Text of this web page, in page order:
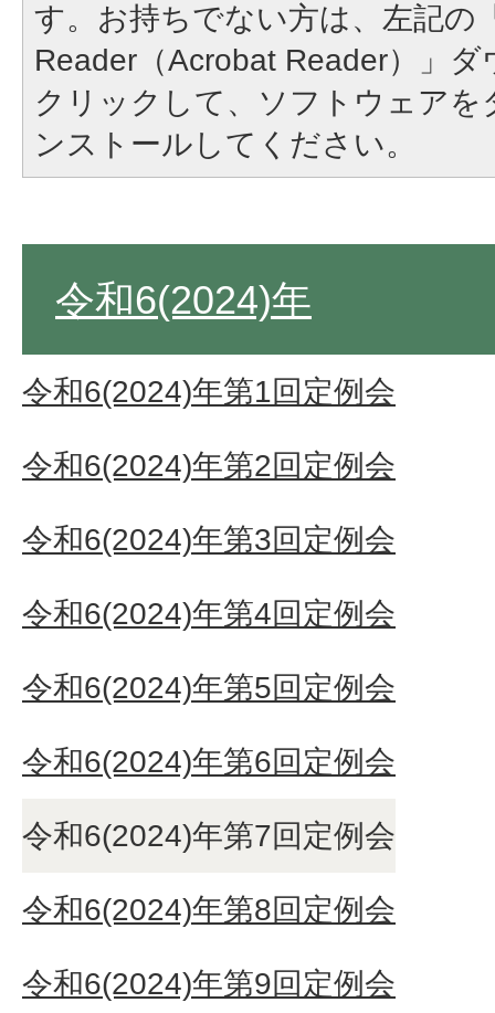
す。お持ちでない方は、左記の
Reader（Acrobat Reader）」
クリックして、ソフトウェア
ンストールしてください。
令和6(2024)年
令和6(2024)年第1回定例会
令和6(2024)年第2回定例会
令和6(2024)年第3回定例会
令和6(2024)年第4回定例会
令和6(2024)年第5回定例会
令和6(2024)年第6回定例会
令和6(2024)年第7回定例会
令和6(2024)年第8回定例会
令和6(2024)年第9回定例会